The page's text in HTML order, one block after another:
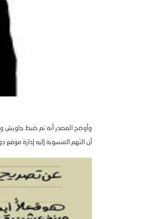
وأوضح المصدر أنه تم ضبط جاويش
أن التهم المنسوبة إليه إدارة